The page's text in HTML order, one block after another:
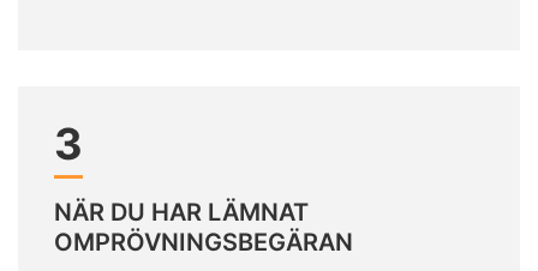
3
NÄR DU HAR LÄMNAT
OMPRÖVNINGSBEGÄRAN